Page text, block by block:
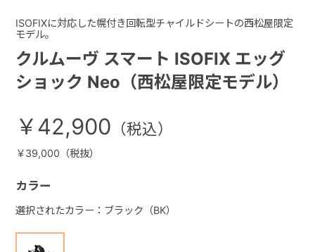
クルムーヴ スマート ISOFIX エッグ
ショック Neo（西松屋限定モデル）
ISOFIXに対応した幌付き回転型チャイルドシートの西松屋限定
モデル。
￥42,900
￥39,000（税抜）
カラー
選択されたカラー：ブラック（BK）